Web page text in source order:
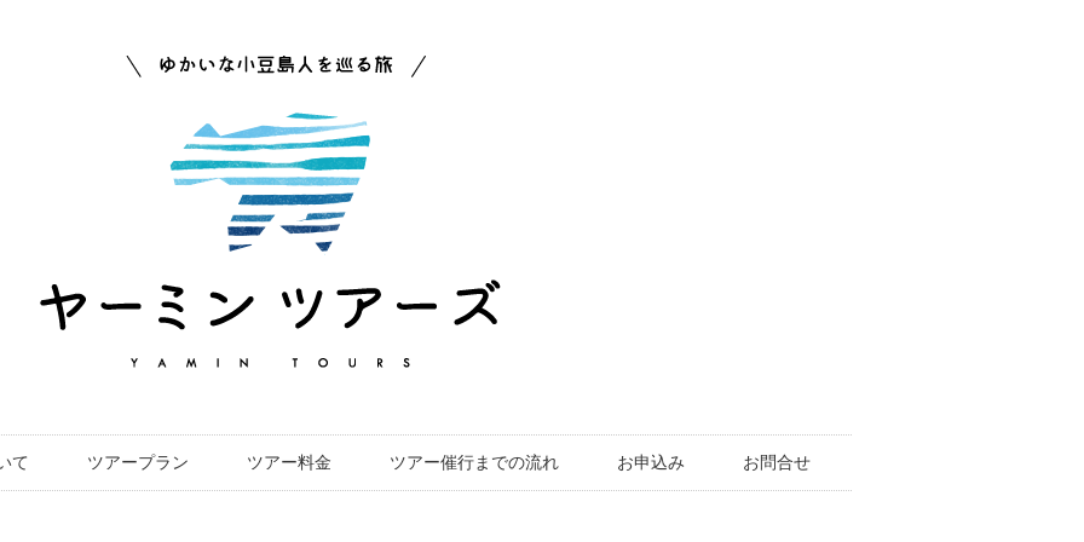
て ツアープラン ツアー料金 ツアー催行までの流れ お申込み お問合せ